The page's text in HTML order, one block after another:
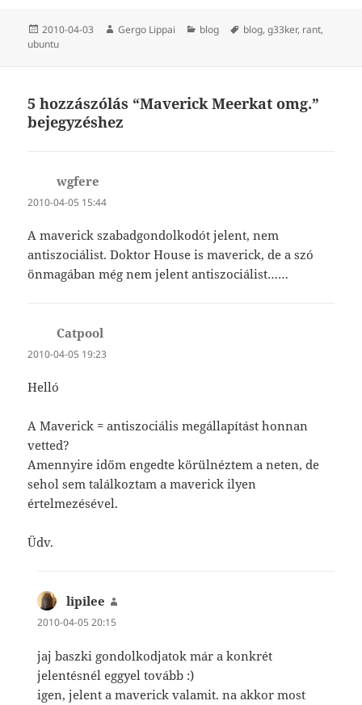
Közzétéve
2010-04-03 Szerző
Gergo Lippai Kategória
blog Címke
blog,g33ker, rant,
ubuntu
5 hozzászólás “Maverick Meerkat omg.”
bejegyzéshez
wgfere
2010-04-05 15:44
A maverick szabadgondolkodót jelent, nem
antiszociálist. Doktor House is maverick, de a szó
önmagában még nem jelent antiszociálist……
Catpool
2010-04-05 19:23
Helló
A Maverick = antiszociális megállapítást honnan
vetted?
Amennyire időm engedte körülnéztem a neten, de
sehol sem találkoztam a maverick ilyen
értelmezésével.
Üdv.
lipilee
2010-04-05 20:15
jaj baszki gondolkodjatok már a konkrét
jelentésnél eggyel tovább :)
igen, jelent a maverick valamit. na akkor most